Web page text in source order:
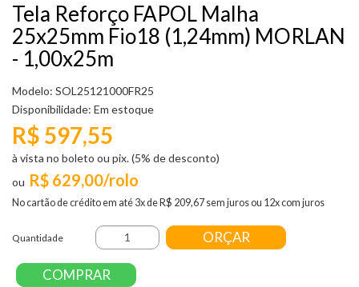
Tela Reforço FAPOL Malha
25x25mm Fio18 (1,24mm) MORLAN
- 1,00x25m
Modelo: SOL25121000FR25
Disponibilidade: Em estoque
R$ 629,00/rolo
No cartão de crédito em até 3x de R$ 209,67 sem juros ou 12x com juros
R$ 597,55
à vista no boleto ou pix. (5% de desconto)
Quantidade ORÇAR
COMPRAR